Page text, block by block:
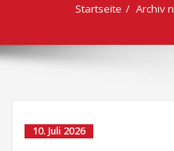
Startseite Archiv
10. Juli 2026